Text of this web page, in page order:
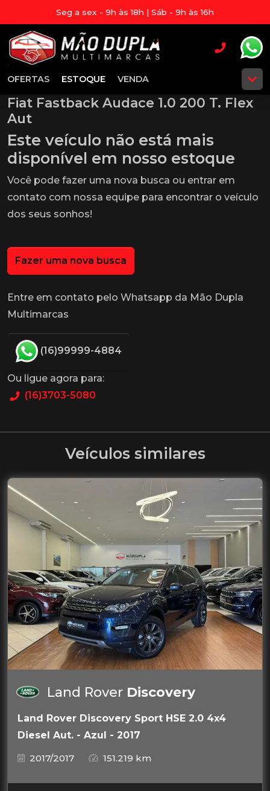
Seg a sex - 9h às 18h | Sáb - 9h às 16h
OFERTAS ESTOQUE VENDA
Fiat Fastback Audace 1.0 200 T. Flex
Aut
Este veículo não está mais
disponível em nosso estoque
Você pode fazer uma nova busca ou entrar em
contato com nossa equipe para encontrar o veículo
dos seus sonhos!
Fazer uma nova busca
Entre em contato pelo Whatsapp da Mão Dupla
Multimarcas
(16)99999-4884
Ou ligue agora para:
(16)3703-5080
Veículos similares
Land Rover Discovery
Land Rover Discovery Sport HSE 2.0 4x4
Diesel Aut. - Azul - 2017
2017/2017
151.219 km